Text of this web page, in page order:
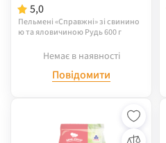
5,0
Пельмені «Справжні» зі свинино
ю та яловичиною Рудь 600 г
Немає в наявності
Повідомити